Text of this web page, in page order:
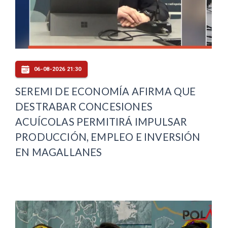
06-08-2026 21:30
SEREMI DE ECONOMÍA AFIRMA QUE
DESTRABAR CONCESIONES
ACUÍCOLAS PERMITIRÁ IMPULSAR
PRODUCCIÓN, EMPLEO E INVERSIÓN
EN MAGALLANES